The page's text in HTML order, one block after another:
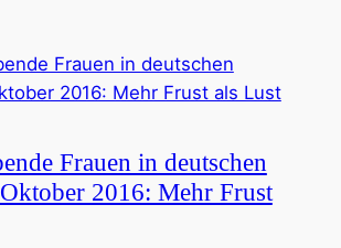
Frauen in deutschen
2016: Mehr Frust